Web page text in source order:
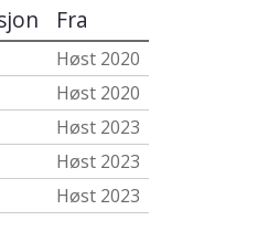
Fra
Høst 2020
Høst 2020
Høst 2023
Høst 2023
Høst 2023